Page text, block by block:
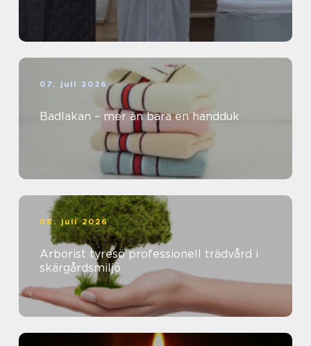
07. juli 2026
Badlakan – mer än bara en handduk
06. juli 2026
Arborist tyresö professionell trädvård i
skärgårdsmiljö